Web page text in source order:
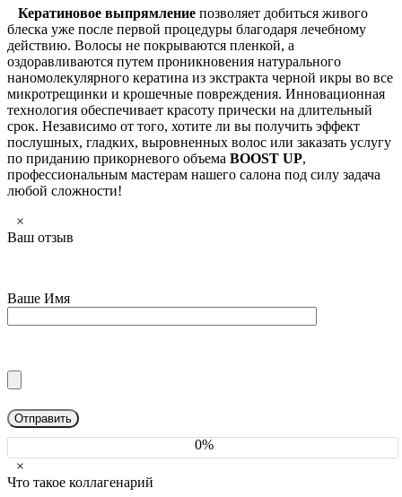
Кератиновое выпрямление позволяет добиться живого
блеска уже после первой процедуры благодаря лечебному
действию. Волосы не покрываются пленкой, а
оздоравливаются путем проникновения натурального
наномолекулярного кератина из экстракта черной икры во все
микротрещинки и крошечные повреждения. Инновационная
технология обеспечивает красоту прически на длительный
срок. Независимо от того, хотите ли вы получить эффект
послушных, гладких, выровненных волос или заказать услугу
по приданию прикорневого объема BOOST UP,
профессиональным мастерам нашего салона под силу задача
любой сложности!
×
Ваш отзыв
Ваше Имя
0%
×
Что такое коллагенарий